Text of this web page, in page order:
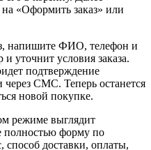
«Оформить заказ» или
напишите ФИО, телефон и
уточнит условия заказа.
подтверждение
СМС. Теперь останется
новой покупке.
режиме выглядит
полностью форму по
способ доставки, оплаты,